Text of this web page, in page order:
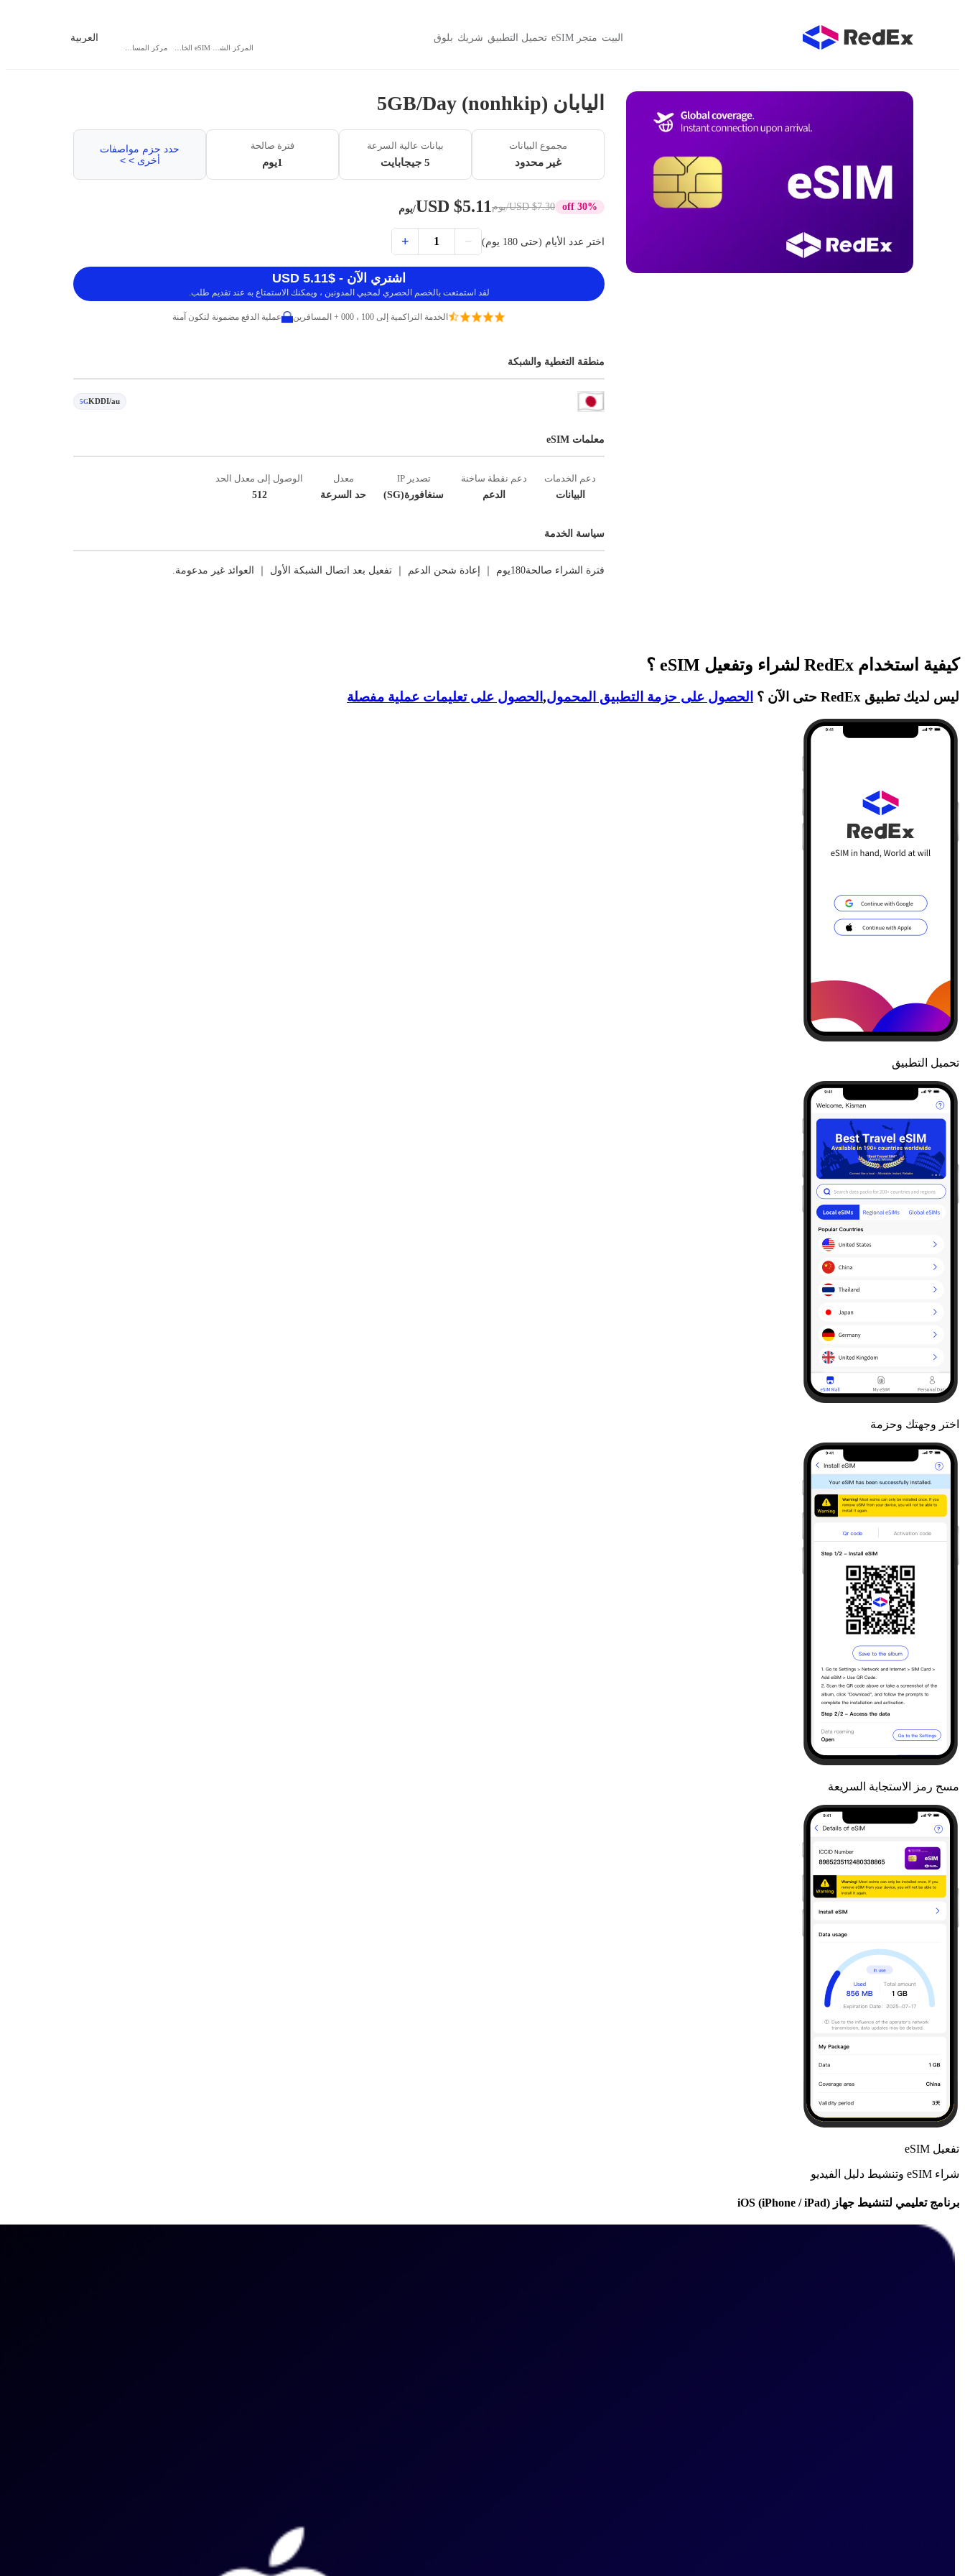
البيت متجر eSIM تحميل التطبيق شريك بلوق العربية
اليابان 5GB/Day (nonhkip)
مجموع البيانات
غير محدود
بيانات عالية السرعة
5 جيجابايت
فترة صالحة
1يوم
حدد حزم مواصفات
أخرى > >
30% off
$7.30 USD /يوم$5.11 USD /يوم
اختر عدد الأيام (حتى 180 يوم) −
1
+
اشتري الآن - $5.11 USD
لقد استمتعت بالخصم الحصري لمحبي المدونين ، ويمكنك الاستمتاع به عند تقديم طلب.
الخدمة التراكمية إلى 100 ، 000 + المسافرين عملية الدفع مضمونة لتكون آمنة
منطقة التغطية والشبكة
KDDI/au
5G
معلمات eSIM
دعم الخدمات
البيانات
دعم نقطة ساخنة
الدعم
تصدير IP
سنغافورة(SG)
معدل
حد السرعة
الوصول إلى معدل الحد
512
سياسة الخدمة
فترة الشراء صالحة180يوم ｜ إعادة شحن الدعم ｜ تفعيل بعد اتصال الشبكة الأول ｜ العوائد غير مدعومة.
كيفية استخدام RedEx لشراء وتفعيل eSIM ؟
ليس لديك تطبيق RedEx حتى الآن ؟ الحصول على حزمة التطبيق المحمول, الحصول على تعليمات عملية مفصلة
تحميل التطبيق
اختر وجهتك وحزمة
مسح رمز الاستجابة السريعة
تفعيل eSIM
شراء eSIM وتنشيط دليل الفيديو
برنامج تعليمي لتنشيط جهاز iOS (iPhone / iPad)